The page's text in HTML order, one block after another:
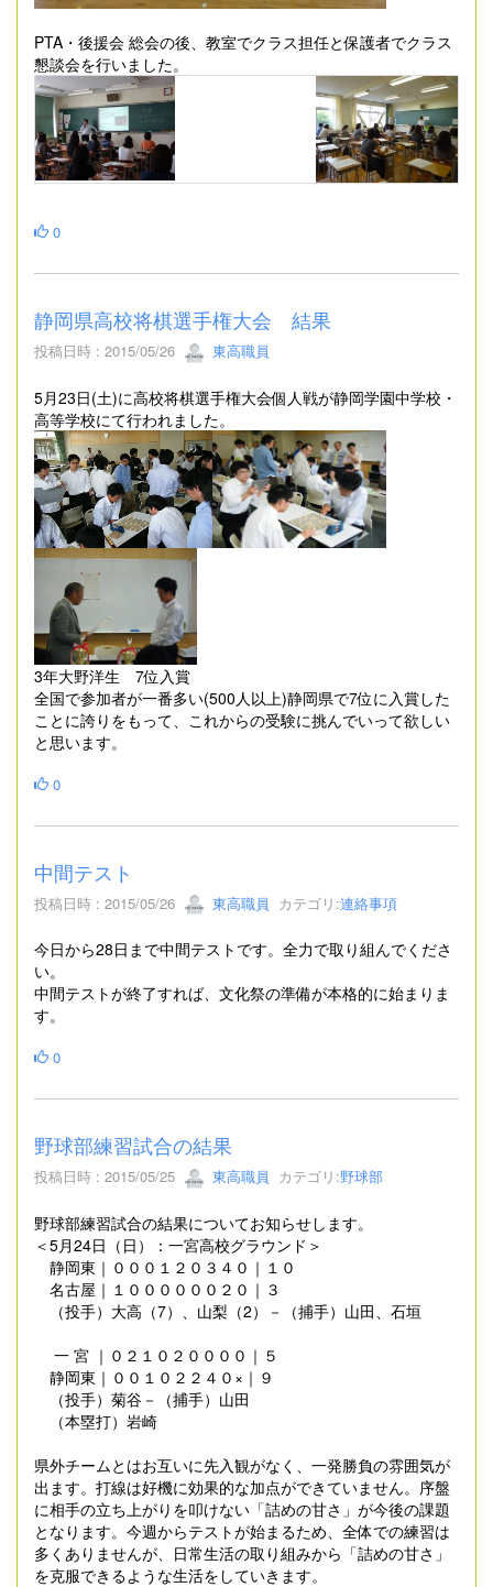
PTA・後援会 総会の後、教室でクラス担任と保護者でクラス
懇談会を行いました。
0
静岡県高校将棋選手権大会 結果
投稿日時 : 2015/05/26 東高職員
5月23日(土)に高校将棋選手権大会個人戦が静岡学園中学校・
高等学校にて行われました。
3年大野洋生 7位入賞
全国で参加者が一番多い(500人以上)静岡県で7位に入賞した
ことに誇りをもって、これからの受験に挑んでいって欲しい
と思います。
0
中間テスト
投稿日時 : 2015/05/26 東高職員 カテゴリ:連絡事項
今日から28日まで中間テストです。全力で取り組んでくださ
い。
中間テストが終了すれば、文化祭の準備が本格的に始まりま
す。
0
野球部練習試合の結果
投稿日時 : 2015/05/25 東高職員 カテゴリ:野球部
野球部練習試合の結果についてお知らせします。
＜5月24日（日）：一宮高校グラウンド＞
静岡東｜０００１２０３４０｜１０
名古屋｜１００００００２０｜３
（投手）大高（7）、山梨（2）－（捕手）山田、石垣
一 宮 ｜０２１０２００００｜５
静岡東｜００１０２２４０×｜９
（投手）菊谷－（捕手）山田
（本塁打）岩崎
県外チームとはお互いに先入観がなく、一発勝負の雰囲気が
出ます。打線は好機に効果的な加点ができていません。序盤
に相手の立ち上がりを叩けない「詰めの甘さ」が今後の課題
となります。今週からテストが始まるため、全体での練習は
多くありませんが、日常生活の取り組みから「詰めの甘さ」
を克服できるような生活をしていきます。